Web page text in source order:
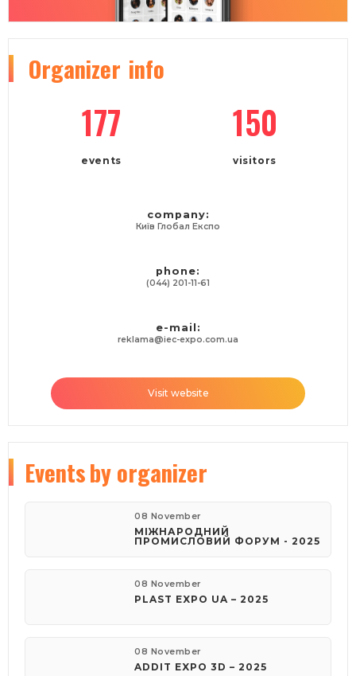
Organizer info
177
events
150
visitors
company:
Київ Глобал Експо
phone:
(044) 201-11-61
e-mail:
reklama@iec-expo.com.ua
Visit website
Eventsby organizer
08 November
МІЖНАРОДНИЙ
ПРОМИСЛОВИЙ ФОРУМ - 2025
08 November
PLAST EXPO UA – 2025
08 November
ADDIT EXPO 3D – 2025